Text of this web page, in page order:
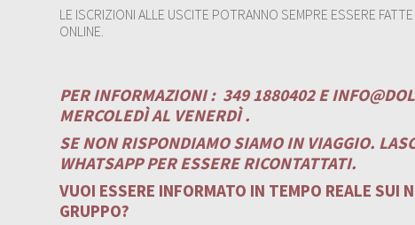
LE ISCRIZIONI ALLE USCITE POTRANNO SEMPRE ESSERE
ONLINE.
PER INFORMAZIONI : 349 1880402 E
MERCOLEDÌ AL VENERDÌ .
SE NON RISPONDIAMO SIAMO IN VIAGGIO.
WHATSAPP PER ESSERE RICONTATTATI.
VUOI ESSERE INFORMATO IN TEMPO REALE SUI
GRUPPO?